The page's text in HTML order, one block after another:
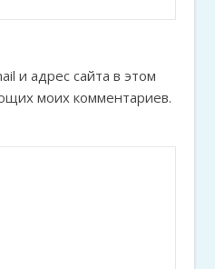
и адрес сайта в этом
моих комментариев.